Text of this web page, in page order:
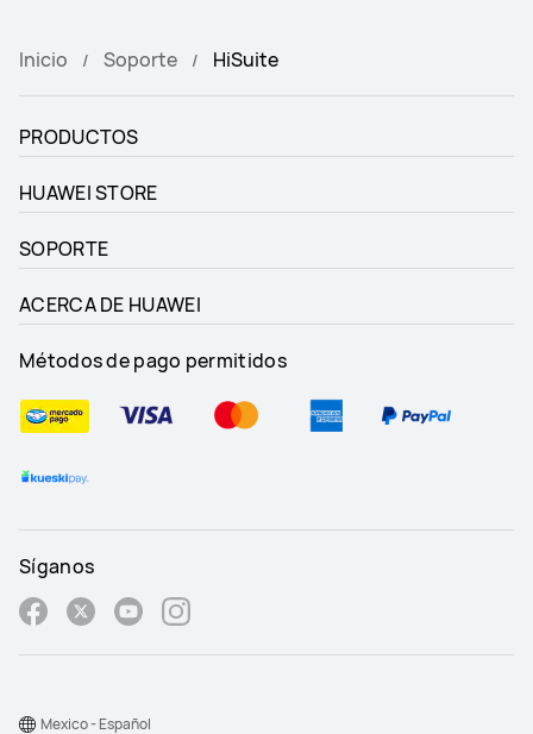
Inicio Soporte HiSuite
PRODUCTOS
HUAWEI STORE
SOPORTE
ACERCA DE HUAWEI
Métodos de pago permitidos
Síganos
Mexico - Español